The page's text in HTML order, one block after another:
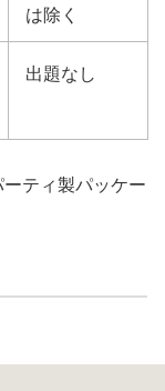
は除く
出題なし
ティ製パッケー